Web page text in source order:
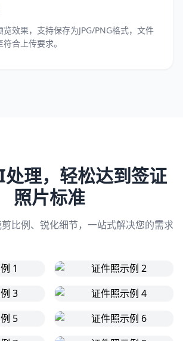
览效果，支持保存为JPG/PNG格式，文件
合上传要求。
理，轻松达到签证
照片标准
比例、锐化细节，一站式解决您的需求